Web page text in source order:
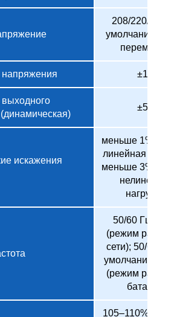
208/220/230
умолчанию)/
перем. тока
напряжения ±1%
выходного
±5%
искажения
меньше 1%
линейная
меньше 3%
нелинейная
нагрузка)
50/60 Гц ±
(режим работы
сети); 50/60 Гц
умолчанию) ±
(режим работы
батареи)
105–110%: